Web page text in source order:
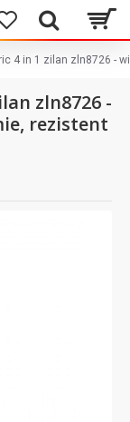
4 in 1 zilan zln8726 -
zln8726 -
rezistent